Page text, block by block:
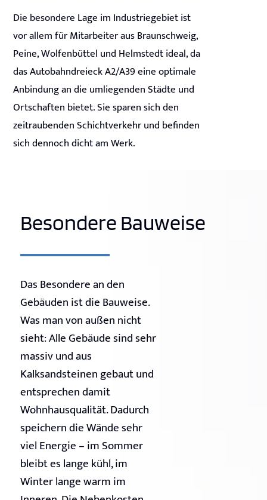
Die besondere Lage im Industriegebiet ist
vor allem für Mitarbeiter aus Braunschweig,
Peine, Wolfenbüttel und Helmstedt ideal, da
das Autobahndreieck A2/A39 eine optimale
Anbindung an die umliegenden Städte und
Ortschaften bietet. Sie sparen sich den
zeitraubenden Schichtverkehr und befinden
sich dennoch dicht am Werk.
Besondere Bauweise
Das Besondere an den
Gebäuden ist die Bauweise.
Was man von außen nicht
sieht: Alle Gebäude sind sehr
massiv und aus
Kalksandsteinen gebaut und
entsprechen damit
Wohnhausqualität. Dadurch
speichern die Wände sehr
viel Energie – im Sommer
bleibt es lange kühl, im
Winter lange warm im